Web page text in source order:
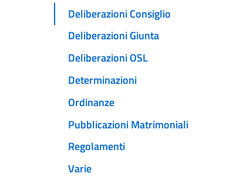
Deliberazioni Consiglio
Deliberazioni Giunta
Deliberazioni OSL
Determinazioni
Ordinanze
Pubblicazioni Matrimoniali
Regolamenti
Varie